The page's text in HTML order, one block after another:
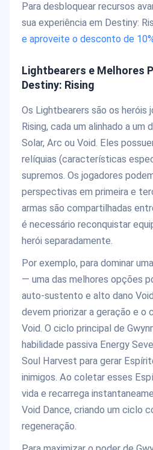
Para desbloquear recursos
sua experiência em Destiny:
e aproveite o desconto de
Lightbearers e Melhores
Destiny: Rising
Os Lightbearers são os heróis
Rising, cada um alinhado a
Solar, Arc ou Void. Eles
relíquias (características
supremos. Os jogadores
perspectivas em primeira e
armas são compartilhadas
é necessário reconquistar
herói separadamente.
Por exemplo, para dominar
— uma das melhores opções
auto-sustento e alto dano
devem priorizar a geração e o
Void. O ciclo principal de
habilidade passiva Energy
Soul Harvest para gerar
inimigos. Ao coletar esses
vida e recarrega
Void Dance, criando um ciclo
regeneração.